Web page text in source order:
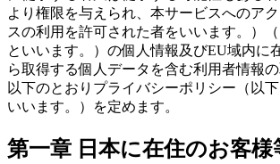
より権限を与えられ、本サービスへのア
スの利用を許可された者をいいます。）（
といいます。）の個人情報及びEU域内に
ら取得する個人データを含む利用者情報の
以下のとおりプライバシーポリシー（以
いいます。）を定めます。
第一章 日本に在住のお客様